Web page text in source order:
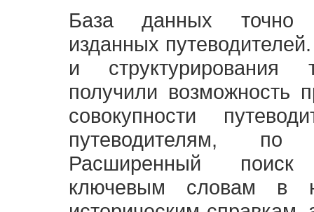
База данных точно
изданных
и структурирования
получили возможность
совокупности
путеводителям,
Расширенный
ключевым словам в